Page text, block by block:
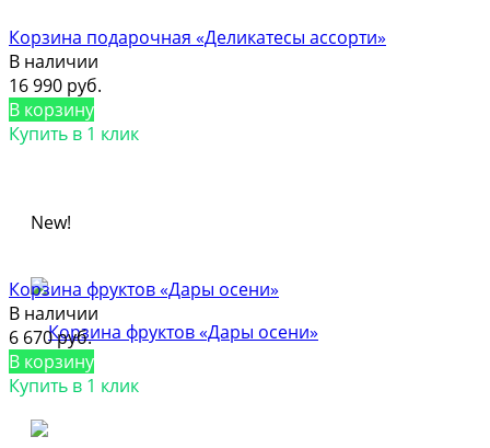
Корзина подарочная «Деликатесы ассорти»
В наличии
16 990 руб.
В корзину
Купить в 1 клик
New!
Корзина фруктов «Дары осени»
В наличии
6 670 руб.
В корзину
Купить в 1 клик